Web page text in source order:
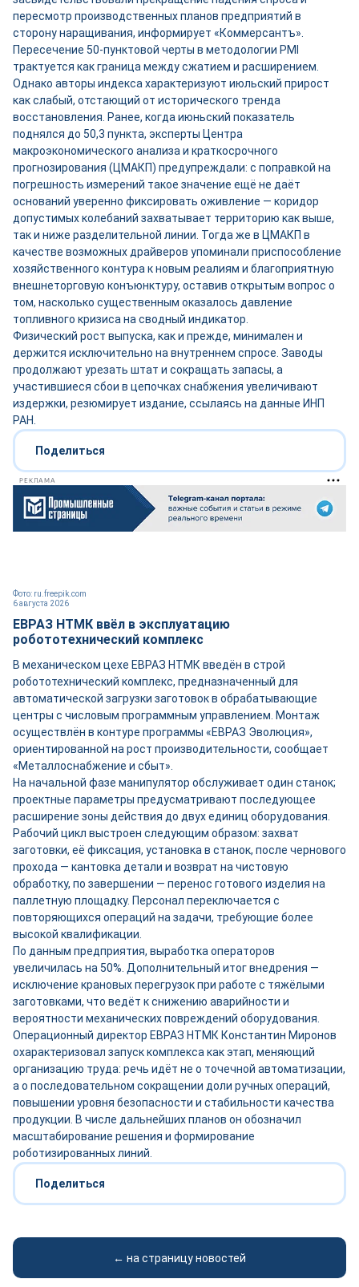
пересмотр производственных планов предприятий в
сторону наращивания, информирует «Коммерсантъ».
Пересечение 50-пунктовой черты в методологии PMI
трактуется как граница между сжатием и расширением.
Однако авторы индекса характеризуют июльский прирост
как слабый, отстающий от исторического тренда
восстановления. Ранее, когда июньский показатель
поднялся до 50,3 пункта, эксперты Центра
макроэкономического анализа и краткосрочного
прогнозирования (ЦМАКП) предупреждали: с поправкой на
погрешность измерений такое значение ещё не даёт
оснований уверенно фиксировать оживление — коридор
допустимых колебаний захватывает территорию как выше,
так и ниже разделительной линии. Тогда же в ЦМАКП в
качестве возможных драйверов упоминали приспособление
хозяйственного контура к новым реалиям и благоприятную
внешнеторговую конъюнктуру, оставив открытым вопрос о
том, насколько существенным оказалось давление
топливного кризиса на сводный индикатор.
Физический рост выпуска, как и прежде, минимален и
держится исключительно на внутреннем спросе. Заводы
продолжают урезать штат и сокращать запасы, а
участившиеся сбои в цепочках снабжения увеличивают
издержки, резюмирует издание, ссылаясь на данные ИНП
РАН.
Поделиться
РЕКЛАМА
6 августа 2026
Фото: ru.freepik.com
ЕВРАЗ НТМК ввёл в эксплуатацию
робототехнический комплекс
В механическом цехе ЕВРАЗ НТМК введён в строй
робототехнический комплекс, предназначенный для
автоматической загрузки заготовок в обрабатывающие
центры с числовым программным управлением. Монтаж
осуществлён в контуре программы «ЕВРАЗ Эволюция»,
ориентированной на рост производительности, сообщает
«Металлоснабжение и сбыт».
На начальной фазе манипулятор обслуживает один станок;
проектные параметры предусматривают последующее
расширение зоны действия до двух единиц оборудования.
Рабочий цикл выстроен следующим образом: захват
заготовки, её фиксация, установка в станок, после чернового
прохода — кантовка детали и возврат на чистовую
обработку, по завершении — перенос готового изделия на
паллетную площадку. Персонал переключается с
повторяющихся операций на задачи, требующие более
высокой квалификации.
По данным предприятия, выработка операторов
увеличилась на 50%. Дополнительный итог внедрения —
исключение крановых перегрузок при работе с тяжёлыми
заготовками, что ведёт к снижению аварийности и
вероятности механических повреждений оборудования.
Операционный директор ЕВРАЗ НТМК Константин Миронов
охарактеризовал запуск комплекса как этап, меняющий
организацию труда: речь идёт не о точечной автоматизации,
а о последовательном сокращении доли ручных операций,
повышении уровня безопасности и стабильности качества
продукции. В числе дальнейших планов он обозначил
масштабирование решения и формирование
роботизированных линий.
Поделиться
← на страницу новостей